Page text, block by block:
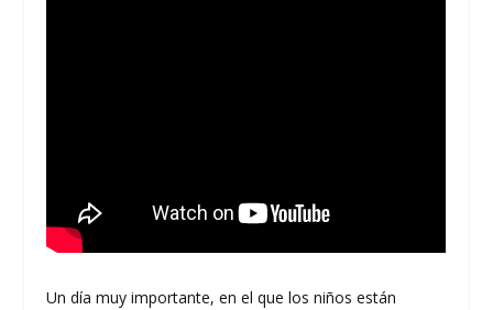
Un día muy importante, en el que los niños están